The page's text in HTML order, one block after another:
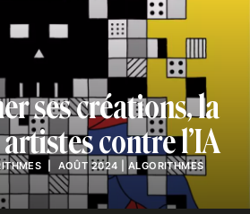
| AOÛT 2024 ALGORITHMES
ses créations, la
contre l’IA